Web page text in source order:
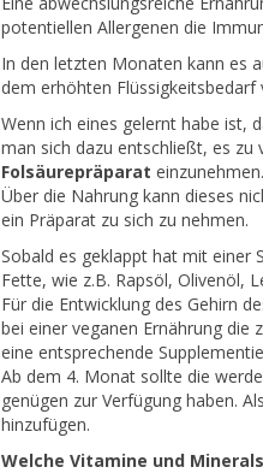
potentiellen Allergenen die
In den letzten Monaten kann es
dem erhöhten
Wenn ich eines gelernt habe ist,
man sich dazu entschließt, es zu
Folsäurepräparat
Über die Nahrung kann dieses
ein Präparat zu sich zu nehmen.
Sobald es geklappt hat mit einer
Fette, wie z.B. Rapsöl, Olivenöl,
Für die Entwicklung des Gehirn
bei einer veganen Ernährung
eine entsprechende
Ab dem 4. Monat sollte die
genügen zur Verfügung haben.
hinzufügen.
Welche Vitamine und